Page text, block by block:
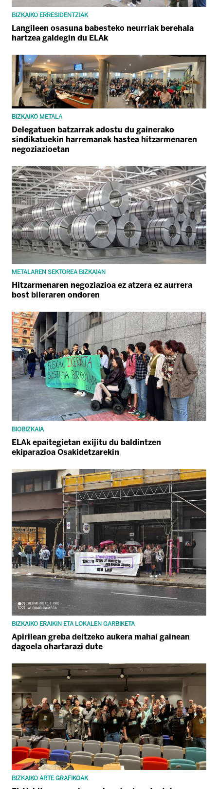
BIZKAIKO ERRESIDENTZIAK
Langileen osasuna babesteko neurriak berehala
hartzea galdegin du ELAk
BIZKAIKO METALA
Delegatuen batzarrak adostu du gainerako
sindikatuekin harremanak hastea hitzarmenaren
negoziazioetan
METALAREN SEKTOREA BIZKAIAN
Hitzarmenaren negoziazioa ez atzera ez aurrera
bost bileraren ondoren
BIOBIZKAIA
ELAk epaitegietan exijitu du baldintzen
ekiparazioa Osakidetzarekin
BIZKAIKO ERAIKIN ETA LOKALEN GARBIKETA
Apirilean greba deitzeko aukera mahai gainean
dagoela ohartarazi dute
BIZKAIKO ARTE GRAFIKOAK